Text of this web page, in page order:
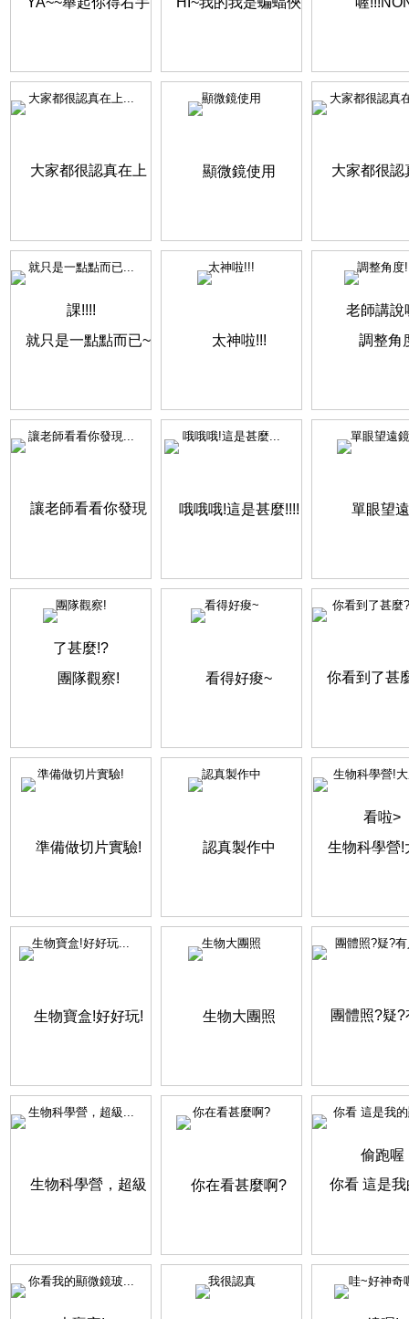
大家都很認真在上... 顯微鏡使用 大家都很認真
就只是一點點而已... 太神啦!!! 調整角度!
讓老師看看你發現... 哦哦哦!這是甚麼... 單眼望遠
團隊觀察! 看得好痠~ 你看到了甚麼
準備做切片實驗! 認真製作中 生物科學營!
生物寶盒!好好玩... 生物大團照 團體照?疑?
生物科學營，超級... 你在看甚麼啊? 你看 這是我
你看我的顯微鏡玻... 我很認真 哇~好神奇